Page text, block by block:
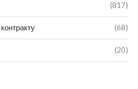
(817)
(68)
(20)